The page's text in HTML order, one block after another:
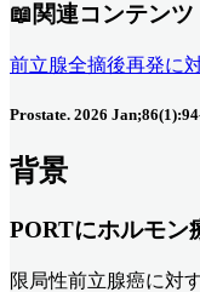
📖関連コンテンツ
前立腺全摘後再発に
Prostate. 2026
背景
PORTにホルモン
限局性前立腺癌に対